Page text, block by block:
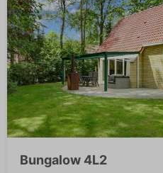
Bungalow 4L2